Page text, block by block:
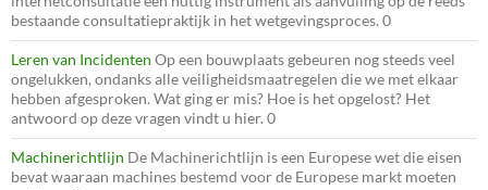
bestaande consultatiepraktijk in het wetgevingsproces. 0
Leren van Incidenten Op een bouwplaats gebeuren nog steeds veel
ongelukken, ondanks alle veiligheidsmaatregelen die we met elkaar
hebben afgesproken. Wat ging er mis? Hoe is het opgelost? Het
antwoord op deze vragen vindt u hier. 0
Machinerichtlijn De Machinerichtlijn is een Europese wet die eisen
bevat waaraan machines bestemd voor de Europese markt moeten